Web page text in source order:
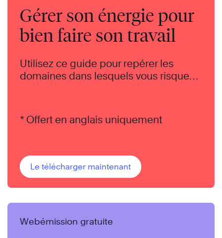
Gérer son énergie pour
bien faire son travail
Utilisez ce guide pour repérer les
domaines dans lesquels vous risquez
* Offert en anglais uniquement
Le télécharger maintenant
Webémission gratuite